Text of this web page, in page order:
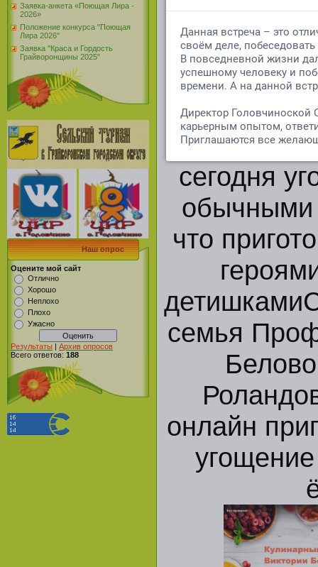
Заявка-анкета «Поющая Лира -
2026»
Положение конкурса "Поющая
Лира 2026"
Заявка "Краса и Гордость
Грайворонщины 2025"
Наш опрос
Оцените мой сайт
Отлично
Хорошо
Неплохо
Плохо
Ужасно
Результаты | Архив опросов
Всего ответов: 188
ярким
защиты
вкусным
сегодня
обычными
что
семья
онлайн